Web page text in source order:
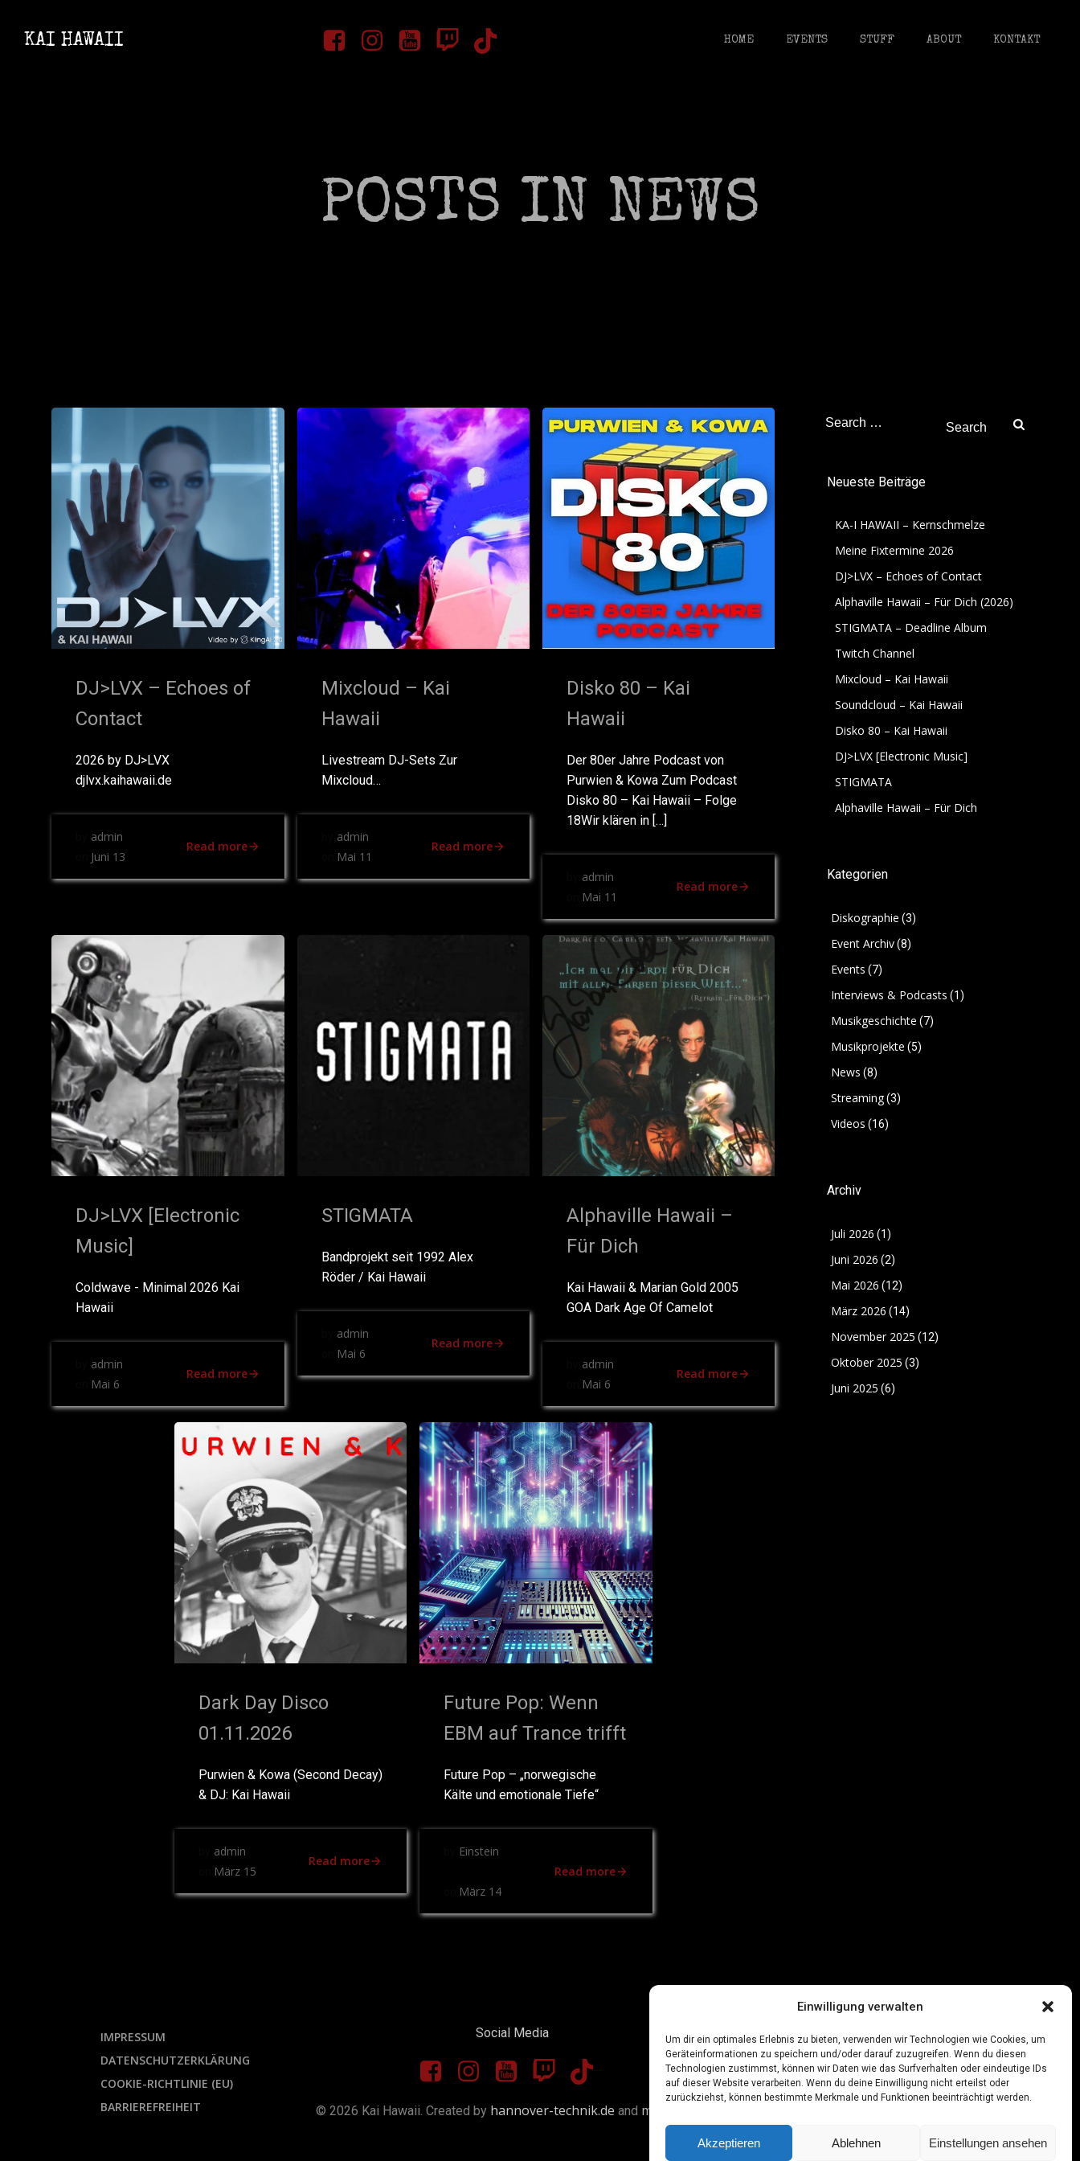
Einwilligung verwalten
Um dir ein optimales Erlebnis zu bieten, verwenden wir Technologien wie Cookies, um
Geräteinformationen zu speichern und/oder darauf zuzugreifen. Wenn du diesen
Technologien zustimmst, können wir Daten wie das Surfverhalten oder eindeutige IDs
auf dieser Website verarbeiten. Wenn du deine Einwilligung nicht erteilst oder
zurückziehst, können bestimmte Merkmale und Funktionen beeinträchtigt werden.
Akzeptieren Ablehnen Einstellungen ansehen
Inhalt
springenKAI HAWAII HOME EVENTS STUFF ABOUT KONTAKT
POSTS IN NEWS
DJ>LVX – Echoes of
Contact
2026 by DJ>LVX
djlvx.kaihawaii.de
admin
Juni 13
Read more
Mixcloud – Kai
Hawaii
Livestream DJ-Sets Zur
Mixcloud…
admin
Mai 11
Read more
Disko 80 – Kai
Hawaii
Der 80er Jahre Podcast von
Purwien & Kowa Zum Podcast
Disko 80 – Kai Hawaii – Folge
18Wir klären in […]
admin
Mai 11
Read more
DJ>LVX [Electronic
Music]
Coldwave - Minimal 2026 Kai
Hawaii
admin
Mai 6
Read more
STIGMATA
Bandprojekt seit 1992 Alex
Röder / Kai Hawaii
admin
Mai 6
Read more
Alphaville Hawaii –
Für Dich
Kai Hawaii & Marian Gold 2005
GOA Dark Age Of Camelot
admin
Mai 6
Read more
Dark Day Disco
01.11.2026
Purwien & Kowa (Second Decay)
& DJ: Kai Hawaii
admin
März 15
Read more
Future Pop: Wenn
EBM auf Trance trifft
Future Pop – „norwegische
Kälte und emotionale Tiefe“
Einstein
März 14
Read more
IMPRESSUM
DATENSCHUTZERKLÄRUNG
COOKIE-RICHTLINIE (EU)
BARRIEREFREIHEIT
Social Media
© 2026 Kai Hawaii. Created by hannover-technik.de and mixters.net
Search
Neueste Beiträge
KA-I HAWAII – Kernschmelze
Meine Fixtermine 2026
DJ>LVX – Echoes of Contact
Alphaville Hawaii – Für Dich (2026)
STIGMATA – Deadline Album
Twitch Channel
Mixcloud – Kai Hawaii
Soundcloud – Kai Hawaii
Disko 80 – Kai Hawaii
DJ>LVX [Electronic Music]
STIGMATA
Alphaville Hawaii – Für Dich
Kategorien
Diskographie (3)
Event Archiv(8)
Events (7)
Interviews & Podcasts (1)
Musikgeschichte (7)
Musikprojekte (5)
News (8)
Streaming(3)
Videos (16)
Archiv
Juli 2026 (1)
Juni 2026 (2)
Mai 2026 (12)
März 2026 (14)
November 2025 (12)
Oktober 2025 (3)
Juni 2025 (6)